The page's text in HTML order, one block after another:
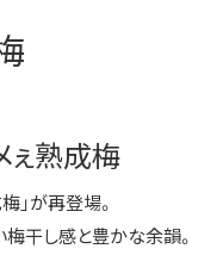
ぇ熟成梅
」が再登場。
干し感と豊かな余韻。